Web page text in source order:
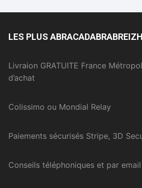
LES PLUS ABRACADABRABREIZH
Livraion GRATUITE France
d’achat
Colissimo ou Mondial Relay
Paiements sécurisés Stripe, 3D
Conseils téléphoniques et par email